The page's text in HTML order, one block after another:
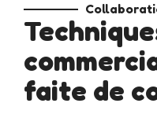
faite de